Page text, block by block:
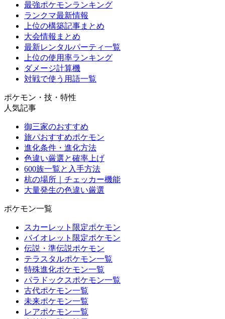
最強ポケモンランキング
ランクマ最新情報
上位の構築記事まとめ
大会情報まとめ
最新レンタルパーティ一覧
上位の使用率ランキング
ダメージ計算機
対戦で使う用語一覧
ポケモン・技・特性
人気記事
御三家のおすすめ
旅パおすすめポケモン
進化条件・進化方法
色違い厳選と確率上げ
600族一覧と入手方法
杭の場所｜チェッカー機能
大量発生の色違い厳選
ポケモン一覧
スカーレット限定ポケモン
バイオレット限定ポケモン
伝説・準伝説ポケモン
テラスタルポケモン一覧
特殊進化ポケモン一覧
パラドックスポケモン一覧
古代ポケモン一覧
未来ポケモン一覧
レアポケモン一覧